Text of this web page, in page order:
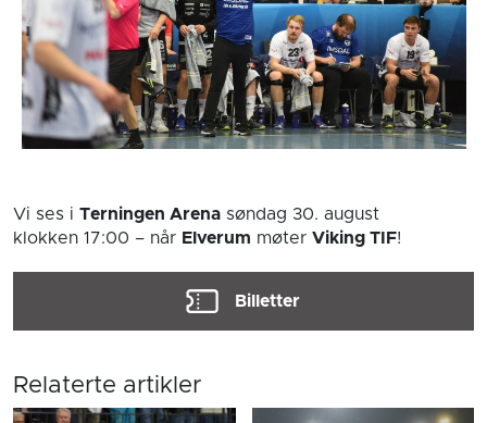
Vi ses i Terningen Arena søndag 30. august
klokken 17:00 – når Elverum møter Viking TIF!
Billetter
Relaterte artikler